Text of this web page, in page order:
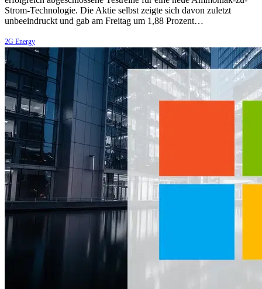
Strom-Technologie. Die Aktie selbst zeigte sich davon zuletzt
unbeeindruckt und gab am Freitag um 1,88 Prozent…
2G Energy